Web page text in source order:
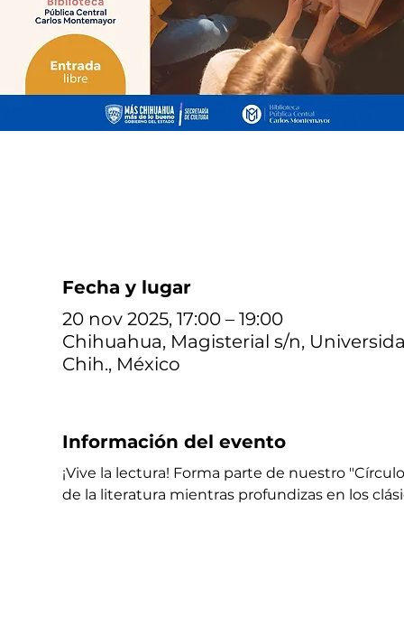
Fecha y lugar
20 nov 2025, 17:00 – 19:00
Chihuahua, Magisterial s/n,
Chih., México
Información del evento
¡Vive la lectura! Forma parte de nuestro
de la literatura mientras profundizas en los